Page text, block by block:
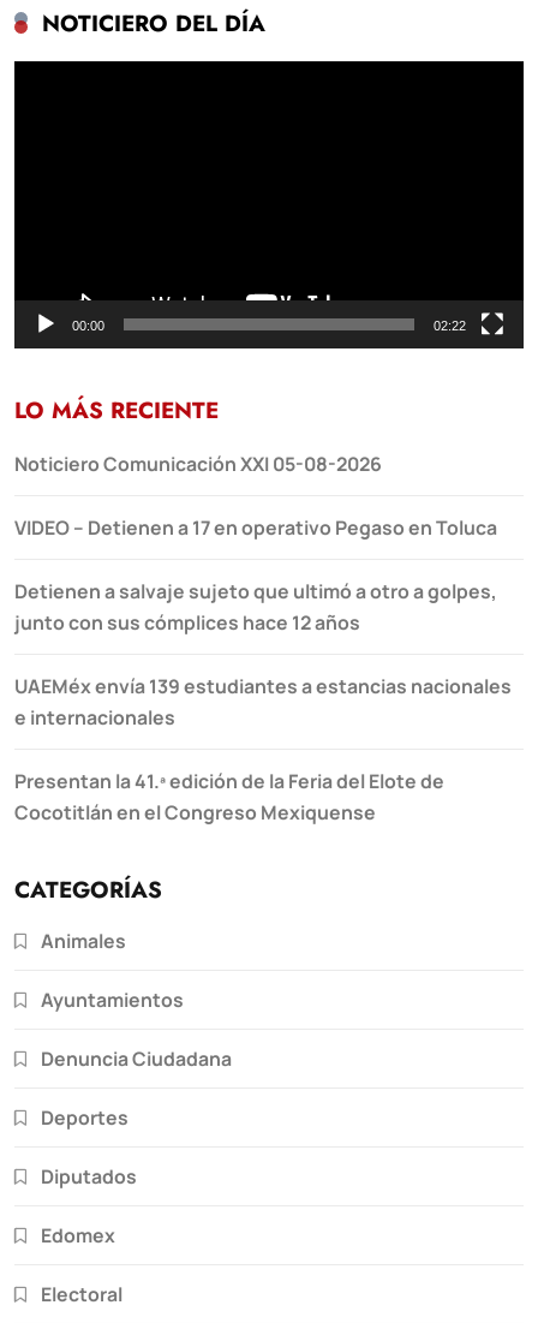
NOTICIERO DEL DÍA
00:00 02:22
LO MÁS RECIENTE
Noticiero Comunicación XXI 05-08-2026
VIDEO – Detienen a 17 en operativo Pegaso en Toluca
Detienen a salvaje sujeto que ultimó a otro a golpes,
junto con sus cómplices hace 12 años
UAEMéx envía 139 estudiantes a estancias nacionales
e internacionales
Presentan la 41.ª edición de la Feria del Elote de
Cocotitlán en el Congreso Mexiquense
CATEGORÍAS
Animales
Ayuntamientos
Denuncia Ciudadana
Deportes
Diputados
Edomex
Electoral